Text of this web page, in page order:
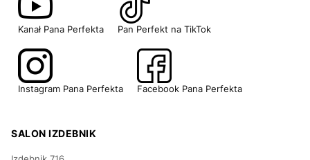
Kanał Pana Perfekta Pan Perfekt na TikTok
Instagram Pana Perfekta Facebook Pana Perfekta
SALON IZDEBNIK